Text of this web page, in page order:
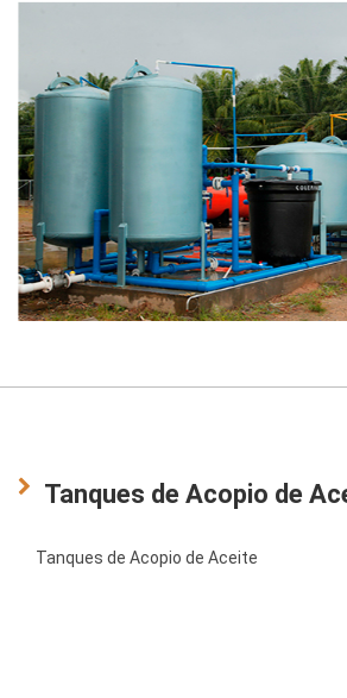
Tanques de Acopio de
Tanques de Acopio de Aceite